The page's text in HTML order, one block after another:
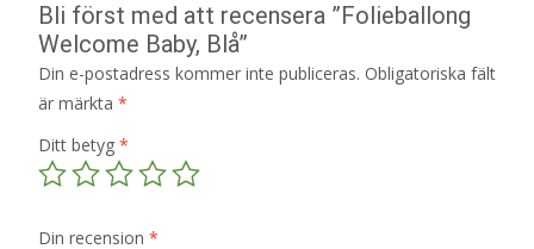
Bli först med att recensera ”Folieballong
Welcome Baby, Blå”
Din e-postadress kommer inte publiceras. Obligatoriska fält
är märkta *
Ditt betyg *
Din recension *